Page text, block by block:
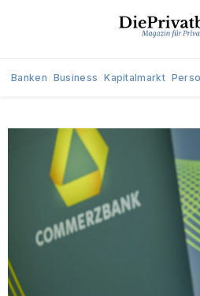
Banken Business Kapitalmarkt